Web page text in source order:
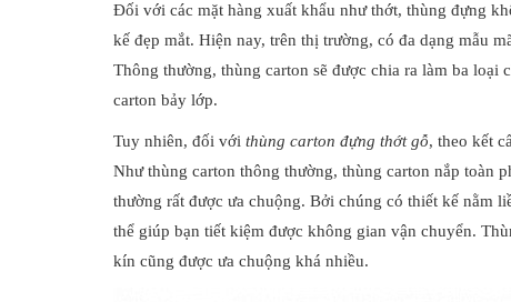
Đối với các mặt hàng xuất khẩu như thớt, thùng đựng
kế đẹp mắt. Hiện nay, trên thị trường, có đa dạng mẫu
Thông thường, thùng carton sẽ được chia ra làm ba
carton bảy lớp.
Tuy nhiên, đối với thùng carton đựng thớt gỗ, theo kết
Như thùng carton thông thường, thùng carton nắp toàn
thường rất được ưa chuộng. Bởi chúng có thiết kế nằm
thể giúp bạn tiết kiệm được không gian vận chuyển.
kín cũng được ưa chuộng khá nhiều.